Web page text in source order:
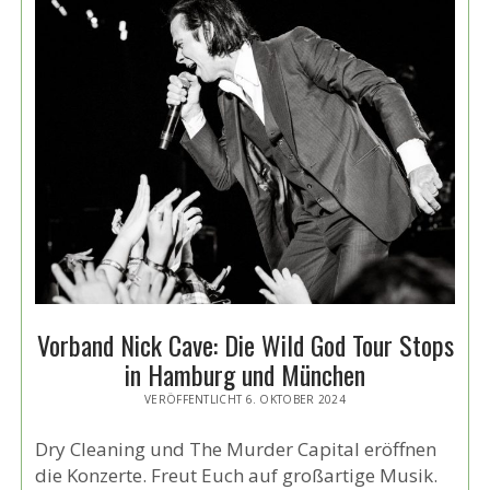
Vorband Nick Cave: Die Wild God Tour Stops
in Hamburg und München
VERÖFFENTLICHT 6. OKTOBER 2024
Dry Cleaning und The Murder Capital eröffnen
die Konzerte. Freut Euch auf großartige Musik.